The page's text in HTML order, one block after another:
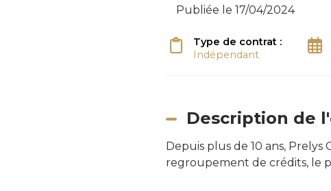
Publiée le 17/04/2024
Type de contrat :
Indépendant
Description de
Depuis plus de 10 ans,
regroupement de crédits, le